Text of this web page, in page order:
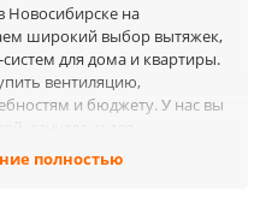
Новосибирске на
широкий выбор вытяжек,
для дома и квартиры.
вентиляцию,
и бюджету. У нас вы
санузла, и для
в вашем доме или
полностью